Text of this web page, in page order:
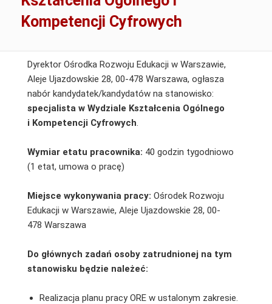
Kompetencji Cyfrowych
Dyrektor Ośrodka Rozwoju Edukacji w Warszawie,
Aleje Ujazdowskie 28, 00-478 Warszawa, ogłasza
nabór kandydatek/kandydatów na stanowisko:
specjalista w Wydziale Kształcenia Ogólnego
i Kompetencji Cyfrowych.
Wymiar etatu pracownika: 40 godzin tygodniowo
(1 etat, umowa o pracę)
Miejsce wykonywania pracy: Ośrodek Rozwoju
Edukacji w Warszawie, Aleje Ujazdowskie 28, 00-
478 Warszawa
Do głównych zadań osoby zatrudnionej na tym
stanowisku będzie należeć:
Realizacja planu pracy ORE w ustalonym zakresie.